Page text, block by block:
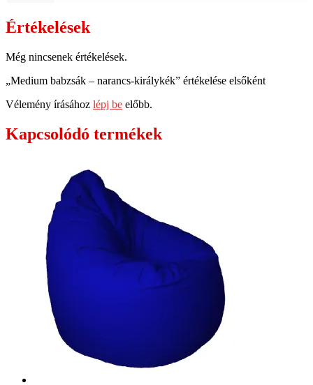
Értékelések
Még nincsenek értékelések.
„Medium babzsák – narancs-királykék” értékelése elsőként
Vélemény írásához lépj be előbb.
Kapcsolódó termékek